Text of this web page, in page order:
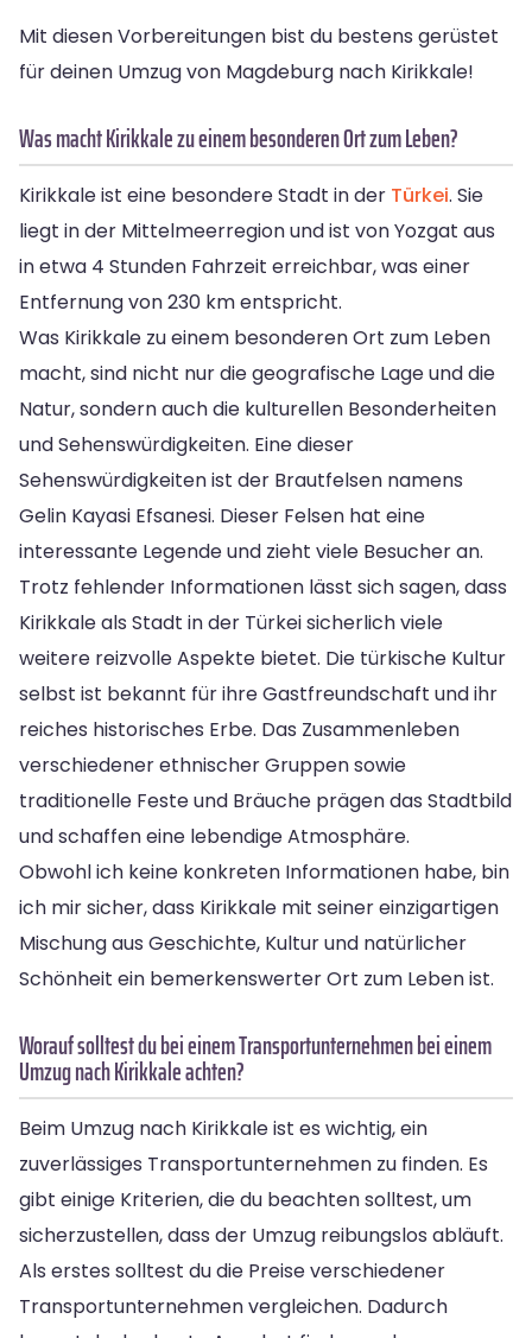
Mit diesen Vorbereitungen bist du bestens gerüstet
für deinen Umzug von Magdeburg nach Kirikkale!
Was macht Kirikkale zu einem besonderen Ort zum Leben?
Kirikkale ist eine besondere Stadt in der Türkei. Sie
liegt in der Mittelmeerregion und ist von Yozgat aus
in etwa 4 Stunden Fahrzeit erreichbar, was einer
Entfernung von 230 km entspricht.
Was Kirikkale zu einem besonderen Ort zum Leben
macht, sind nicht nur die geografische Lage und die
Natur, sondern auch die kulturellen Besonderheiten
und Sehenswürdigkeiten. Eine dieser
Sehenswürdigkeiten ist der Brautfelsen namens
Gelin Kayasi Efsanesi. Dieser Felsen hat eine
interessante Legende und zieht viele Besucher an.
Trotz fehlender Informationen lässt sich sagen, dass
Kirikkale als Stadt in der Türkei sicherlich viele
weitere reizvolle Aspekte bietet. Die türkische Kultur
selbst ist bekannt für ihre Gastfreundschaft und ihr
reiches historisches Erbe. Das Zusammenleben
verschiedener ethnischer Gruppen sowie
traditionelle Feste und Bräuche prägen das Stadtbild
und schaffen eine lebendige Atmosphäre.
Obwohl ich keine konkreten Informationen habe, bin
ich mir sicher, dass Kirikkale mit seiner einzigartigen
Mischung aus Geschichte, Kultur und natürlicher
Schönheit ein bemerkenswerter Ort zum Leben ist.
Worauf solltest du bei einem Transportunternehmen bei einem
Umzug nach Kirikkale achten?
Beim Umzug nach Kirikkale ist es wichtig, ein
zuverlässiges Transportunternehmen zu finden. Es
gibt einige Kriterien, die du beachten solltest, um
sicherzustellen, dass der Umzug reibungslos abläuft.
Als erstes solltest du die Preise verschiedener
Transportunternehmen vergleichen. Dadurch